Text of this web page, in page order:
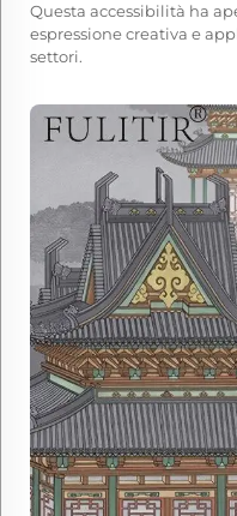
Questa accessibilità ha
espressione creativa e
settori.